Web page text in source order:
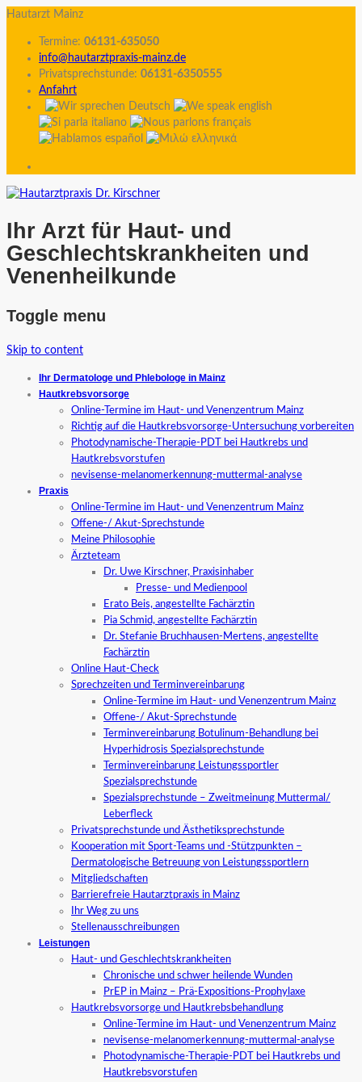
Hautarzt Mainz
Termine: 06131-635050
info@hautarztpraxis-mainz.de
Privatsprechstunde: 06131-6350555
Anfahrt
Ihr Arzt für Haut- und
Geschlechtskrankheiten und
Venenheilkunde
Toggle menu
Skip to content
Ihr Dermatologe und Phlebologe in Mainz
Hautkrebsvorsorge
Online-Termine im Haut- und Venenzentrum Mainz
Richtig auf die Hautkrebsvorsorge-Untersuchung vorbereiten
Photodynamische-Therapie-PDT bei Hautkrebs und
Hautkrebsvorstufen
nevisense-melanomerkennung-muttermal-analyse
Praxis
Online-Termine im Haut- und Venenzentrum Mainz
Offene-/ Akut-Sprechstunde
Meine Philosophie
Ärzteteam
Dr. Uwe Kirschner, Praxisinhaber
Presse- und Medienpool
Erato Beis, angestellte Fachärztin
Pia Schmid, angestellte Fachärztin
Dr. Stefanie Bruchhausen-Mertens, angestellte
Fachärztin
Online Haut-Check
Sprechzeiten und Terminvereinbarung
Online-Termine im Haut- und Venenzentrum Mainz
Offene-/ Akut-Sprechstunde
Terminvereinbarung Botulinum-Behandlung bei
Hyperhidrosis Spezialsprechstunde
Terminvereinbarung Leistungssportler
Spezialsprechstunde
Spezialsprechstunde – Zweitmeinung Muttermal/
Leberfleck
Privatsprechstunde und Ästhetiksprechstunde
Kooperation mit Sport-Teams und -Stützpunkten –
Dermatologische Betreuung von Leistungssportlern
Mitgliedschaften
Barrierefreie Hautarztpraxis in Mainz
Ihr Weg zu uns
Stellenausschreibungen
Leistungen
Haut- und Geschlechtskrankheiten
Chronische und schwer heilende Wunden
PrEP in Mainz – Prä-Expositions-Prophylaxe
Hautkrebsvorsorge und Hautkrebsbehandlung
Online-Termine im Haut- und Venenzentrum Mainz
nevisense-melanomerkennung-muttermal-analyse
Photodynamische-Therapie-PDT bei Hautkrebs und
Hautkrebsvorstufen